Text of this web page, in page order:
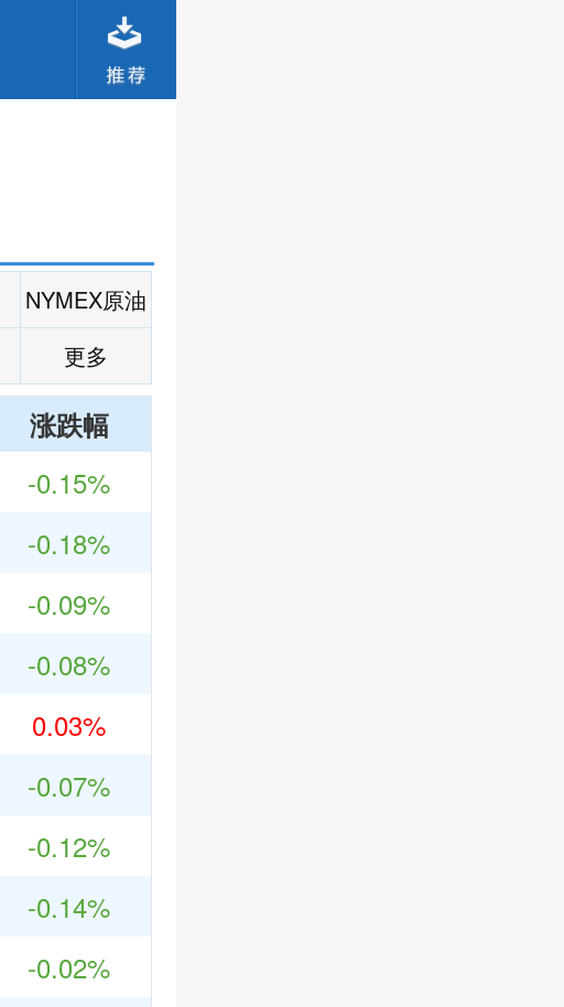
NYMEX原油
更多
涨跌幅
-0.15%
-0.18%
-0.09%
-0.08%
0.03%
-0.07%
-0.12%
-0.14%
-0.02%